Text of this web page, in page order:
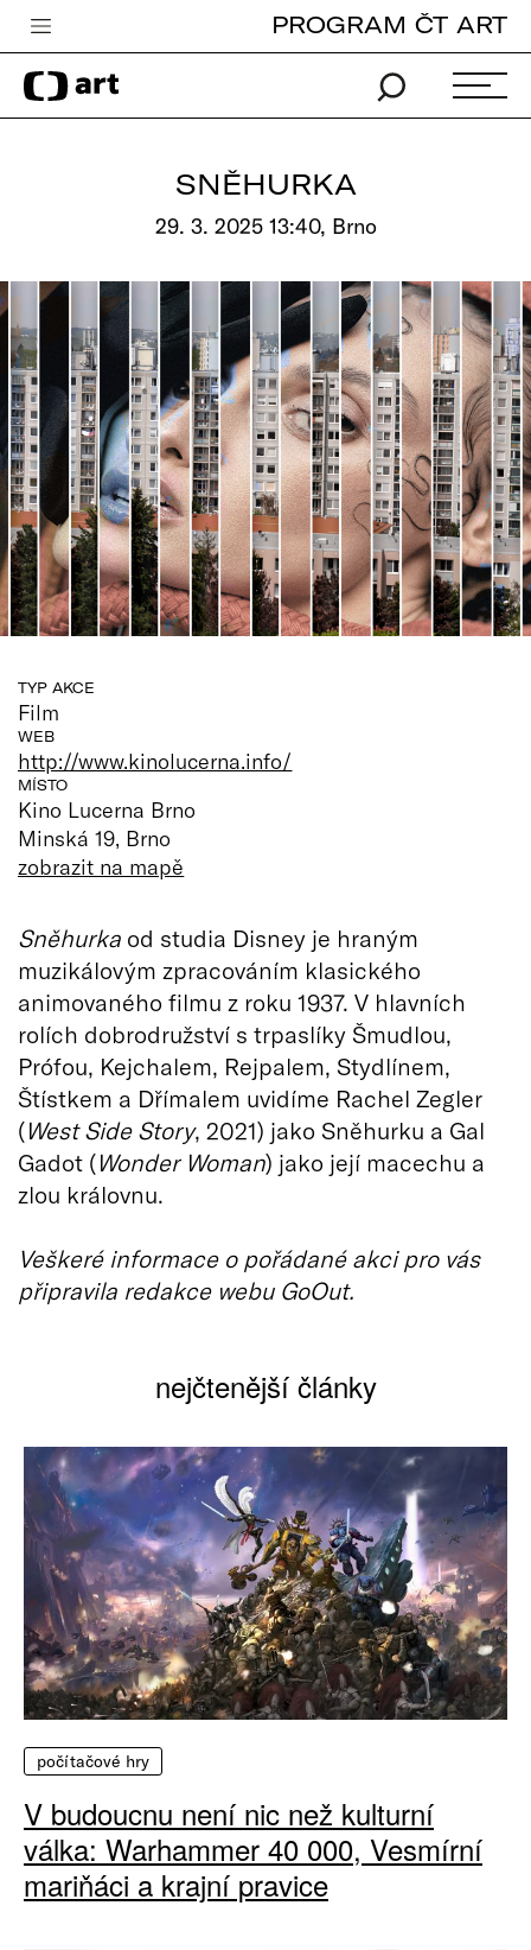
Česká televize
Zpravodajství
Pro děti
edu
Vše o ČT
PROGRAM ČT ART
SNĚHURKA
29. 3. 2025 13:40, Brno
TYP AKCE
Film
WEB
http://www.kinolucerna.info/
MÍSTO
Kino Lucerna Brno
Minská 19, Brno
zobrazit na mapě
Sněhurka od studia Disney je hraným
muzikálovým zpracováním klasického
animovaného filmu z roku 1937. V hlavních
rolích dobrodružství s trpaslíky Šmudlou,
Prófou, Kejchalem, Rejpalem, Stydlínem,
Štístkem a Dřímalem uvidíme Rachel Zegler
(West Side Story, 2021) jako Sněhurku a Gal
Gadot (Wonder Woman) jako její macechu a
zlou královnu.
Veškeré informace o pořádané akci pro vás
připravila redakce webu GoOut.
nejčtenější články
počítačové hry
V budoucnu není nic než kulturní
válka: Warhammer 40 000, Vesmírní
mariňáci a krajní pravice